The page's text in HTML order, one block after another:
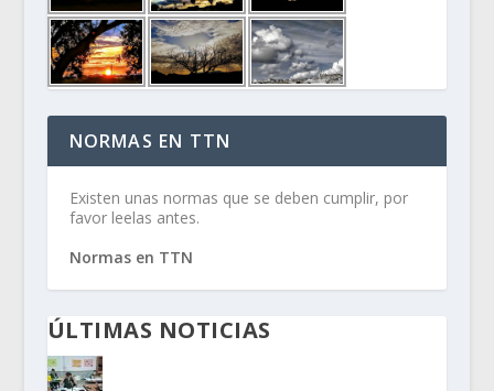
NORMAS EN TTN
Existen unas normas que se deben cumplir, por
favor leelas antes.
Normas en TTN
ÚLTIMAS NOTICIAS